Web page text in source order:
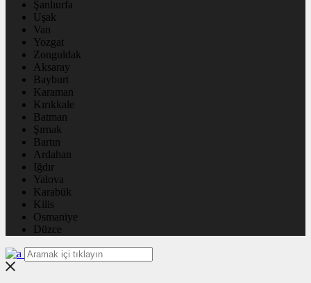
Şanlıurfa
Uşak
Van
Yozgat
Zonguldak
Aksaray
Bayburt
Karaman
Kırıkkale
Batman
Şırnak
Bartın
Ardahan
Iğdır
Yalova
Karabük
Kilis
Osmaniye
Düzce